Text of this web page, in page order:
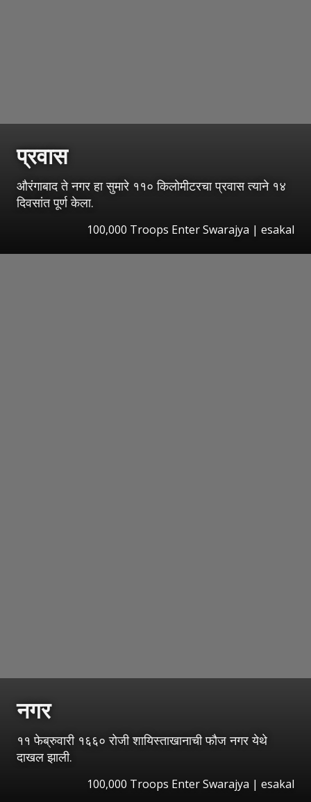
प्रवास
औरंगाबाद ते नगर हा सुमारे ११० किलोमीटरचा प्रवास त्याने १४
दिवसांत पूर्ण केला.
100,000 Troops Enter Swarajya | esakal
नगर
११ फेब्रुवारी १६६० रोजी शायिस्ताखानाची फौज नगर येथे
दाखल झाली.
100,000 Troops Enter Swarajya | esakal